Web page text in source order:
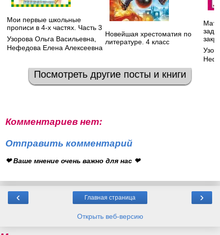
Мои первые школьные
прописи в 4-х частях. Часть 3
Узорова Ольга Васильевна
Нефедова Елена Алексеевна
Новейшая хрестоматия по
литературе. 4 класс
Посмотреть другие посты и книги
Комментариев нет:
Отправить комментарий
❤ Ваше мнение очень важно для нас ❤
‹ ›
Главная страница
Открыть веб-версию